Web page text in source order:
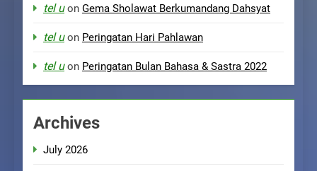
tel uon Gema Sholawat Berkumandang Dahsyat
tel uon Peringatan Hari Pahlawan
tel uon Peringatan Bulan Bahasa & Sastra 2022
Archives
July 2026